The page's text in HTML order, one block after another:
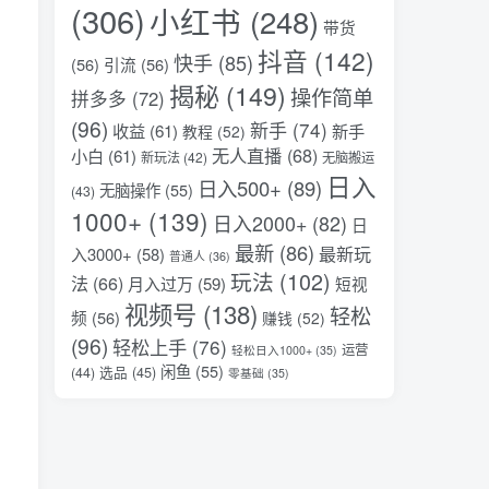
(306)小红书 (248) 带货
(56) 引流 (56) 快手 (85) 抖音 (142)
拼多多 (72) 揭秘 (149) 操作简单
(96) 收益 (61) 教程 (52) 新手 (74) 新手
小白 (61) 新玩法 (42) 无人直播 (68) 无脑搬运
(43) 无脑操作 (55) 日入500+ (89) 日入
1000+ (139) 日入2000+ (82) 日
入3000+ (58) 普通人 (36) 最新 (86) 最新玩
法 (66) 月入过万 (59) 玩法 (102) 短视
频 (56) 视频号 (138) 赚钱 (52) 轻松
(96) 轻松上手 (76) 轻松日入1000+ (35) 运营
(44) 选品 (45) 闲鱼 (55) 零基础 (35)